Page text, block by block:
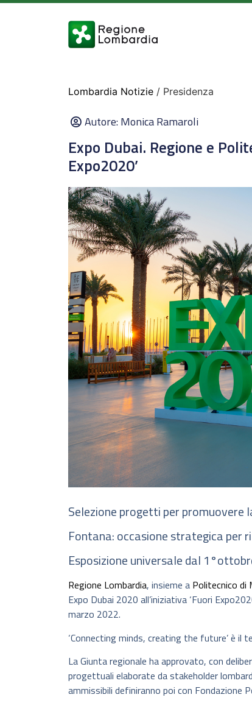
Lombardia Notizie / Presidenza
Autore:Monica Ramaroli
Expo Dubai. Regione e
Expo2020’
Selezione progetti per promuovere
Fontana: occasione strategica per
Esposizione universale dal
Regione Lombardia, insieme a Politecnico di
Expo Dubai 2020 all’iniziativa ‘Fuori
marzo 2022.
‘Connecting minds, creating the future’ è il
La Giunta regionale ha approvato, con
progettuali elaborate da stakeholder
ammissibili definiranno poi con Fondazione